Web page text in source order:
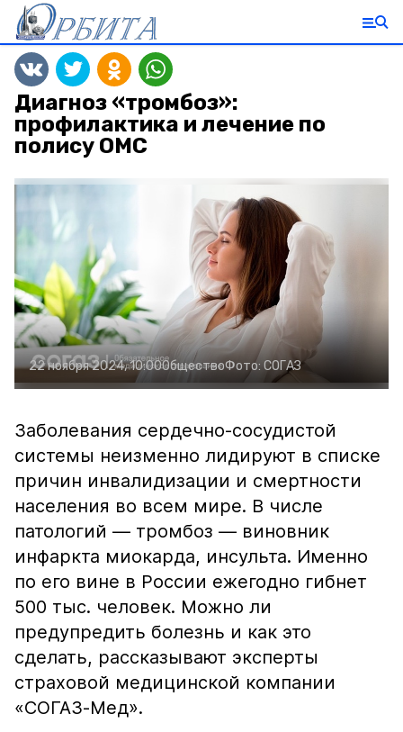
Диагноз «тромбоз»:
профилактика и лечение по
полису ОМС
22 ноября 2024, 10:00ОбществоФото: СОГАЗ
Заболевания сердечно-сосудистой
системы неизменно лидируют в списке
причин инвалидизации и смертности
населения во всем мире. В числе
патологий — тромбоз — виновник
инфаркта миокарда, инсульта. Именно
по его вине в России ежегодно гибнет
500 тыс. человек. Можно ли
предупредить болезнь и как это
сделать, рассказывают эксперты
страховой медицинской компании
«СОГАЗ-Мед».